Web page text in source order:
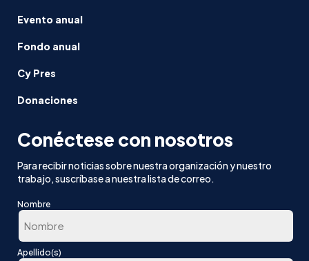
Evento anual
Fondo anual
Cy Pres
Donaciones
Conéctese con nosotros
Para recibir noticias sobre nuestra organización y nuestro
trabajo, suscríbase a nuestra lista de correo.
Nombre
En
Apellido(s)